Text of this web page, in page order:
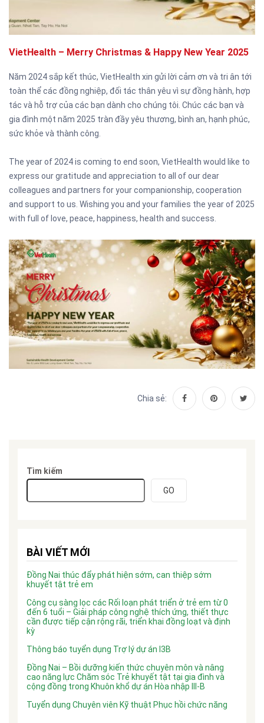
VietHealth – Merry Christmas & Happy New Year 2025
Năm 2024 sắp kết thúc, VietHealth xin gửi lời cảm ơn và tri ân tới
toàn thể các đồng nghiệp, đối tác thân yêu vì sự đồng hành, hợp
tác và hỗ trợ của các bạn dành cho chúng tôi. Chúc các bạn và
gia đình một năm 2025 tràn đầy yêu thương, bình an, hạnh phúc,
sức khỏe và thành công.
The year of 2024 is coming to end soon, VietHealth would like to
express our gratitude and appreciation to all of our dear
colleagues and partners for your companionship, cooperation
and support to us. Wishing you and your families the year of 2025
with full of love, peace, happiness, health and success.
Chia sẻ:
Tìm kiếm
GO
BÀI VIẾT MỚI
Đồng Nai thúc đẩy phát hiện sớm, can thiệp sớm
khuyết tật trẻ em
Công cụ sàng lọc các Rối loạn phát triển ở trẻ em từ 0
đến 6 tuổi – Giải pháp công nghệ thích ứng, thiết thực
cần được tiếp cận rộng rãi, triển khai đồng loạt và định
kỳ
Thông báo tuyển dụng Trợ lý dự án I3B
Đồng Nai – Bồi dưỡng kiến thức chuyên môn và nâng
cao năng lực Chăm sóc Trẻ khuyết tật tại gia đình và
cộng đồng trong Khuôn khổ dự án Hòa nhập III-B
Tuyển dụng Chuyên viên Kỹ thuật Phục hồi chức năng